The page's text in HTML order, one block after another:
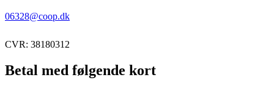
06328@coop.dk
CVR: 38180312
Betal med følgende kort